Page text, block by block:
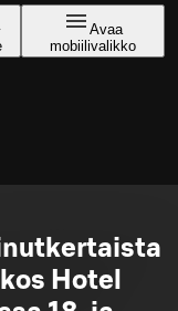
Avaa
mobiilivalikko
Hotel